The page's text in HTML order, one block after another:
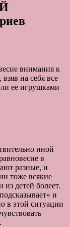
внимания к
на себя все
ее игрушками
иной
в
разные, и
тоже всякие
из детей болеет.
и
в этой ситуации